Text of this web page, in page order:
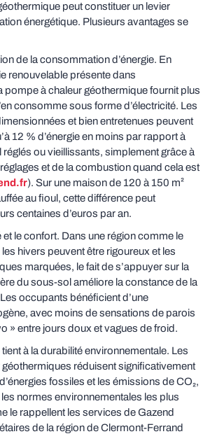
peut constituer un levier
énergétique. Plusieurs avantages se
de la consommation d’énergie. En
renouvelable présente dans
pompe à chaleur géothermique fournit plus
consomme sous forme d’électricité. Les
et bien entretenues peuvent
12 % d’énergie en moins par rapport à
ou vieillissants, simplement grâce à
et de la combustion quand cela est
). Sur une maison de 120 à 150 m²
au fioul, cette différence peut
centaines d’euros par an.
et le confort. Dans une région comme le
hivers peuvent être rigoureux et les
marquées, le fait de s’appuyer sur la
du sous-sol améliore la constance de la
occupants bénéficient d’une
avec moins de sensations de parois
» entre jours doux et vagues de froid.
à la durabilité environnementale. Les
réduisent significativement
fossiles et les émissions de CO₂,
normes environnementales les plus
le rappellent les services de Gazend
de la région de Clermont-Ferrand